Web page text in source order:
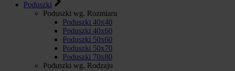
Poduszki
Poduszki wg. Rozmiaru
Poduszki 40x40
Poduszki 40x60
Poduszki 50x60
Poduszki 50x70
Poduszki 70x80
Poduszki wg. Rodzaju